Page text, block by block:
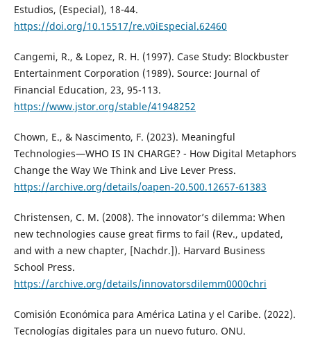
Estudios, (Especial), 18-44.
https://doi.org/10.15517/re.v0iEspecial.62460
Cangemi, R., & Lopez, R. H. (1997). Case Study: Blockbuster
Entertainment Corporation (1989). Source: Journal of
Financial Education, 23, 95-113.
https://www.jstor.org/stable/41948252
Chown, E., & Nascimento, F. (2023). Meaningful
Technologies—WHO IS IN CHARGE? - How Digital Metaphors
Change the Way We Think and Live Lever Press.
https://archive.org/details/oapen-20.500.12657-61383
Christensen, C. M. (2008). The innovator’s dilemma: When
new technologies cause great firms to fail (Rev., updated,
and with a new chapter, [Nachdr.]). Harvard Business
School Press.
https://archive.org/details/innovatorsdilemm0000chri
Comisión Económica para América Latina y el Caribe. (2022).
Tecnologías digitales para un nuevo futuro. ONU.